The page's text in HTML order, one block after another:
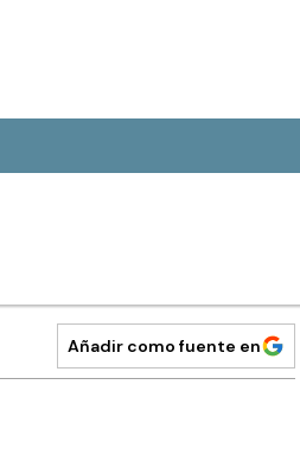
Añadir como fuente en